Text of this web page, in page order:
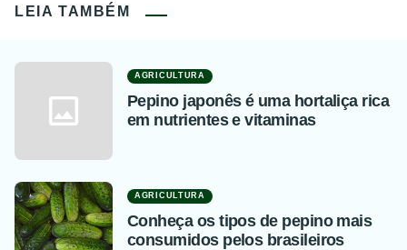
LEIA TAMBÉM
AGRICULTURA
Pepino japonês é uma hortaliça rica
em nutrientes e vitaminas
AGRICULTURA
Conheça os tipos de pepino mais
consumidos pelos brasileiros